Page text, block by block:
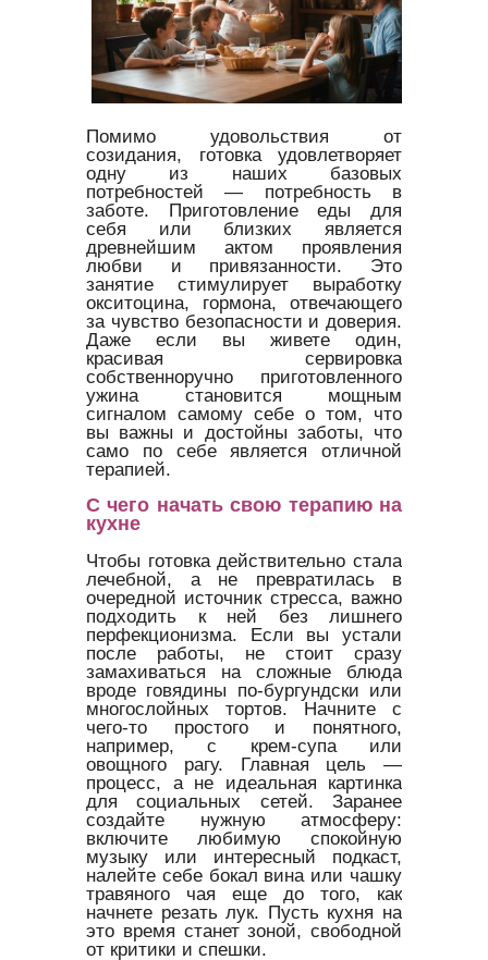
Помимо удовольствия от
созидания, готовка удовлетворяет
одну из наших базовых
потребностей — потребность в
заботе. Приготовление еды для
себя или близких является
древнейшим актом проявления
любви и привязанности. Это
занятие стимулирует выработку
окситоцина, гормона, отвечающего
за чувство безопасности и доверия.
Даже если вы живете один,
красивая сервировка
собственноручно приготовленного
ужина становится мощным
сигналом самому себе о том, что
вы важны и достойны заботы, что
само по себе является отличной
терапией.
С чего начать свою терапию на
кухне
Чтобы готовка действительно стала
лечебной, а не превратилась в
очередной источник стресса, важно
подходить к ней без лишнего
перфекционизма. Если вы устали
после работы, не стоит сразу
замахиваться на сложные блюда
вроде говядины по-бургундски или
многослойных тортов. Начните с
чего-то простого и понятного,
например, с крем-супа или
овощного рагу. Главная цель —
процесс, а не идеальная картинка
для социальных сетей. Заранее
создайте нужную атмосферу:
включите любимую спокойную
музыку или интересный подкаст,
налейте себе бокал вина или чашку
травяного чая еще до того, как
начнете резать лук. Пусть кухня на
это время станет зоной, свободной
от критики и спешки.